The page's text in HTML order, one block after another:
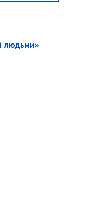
«Твої права – твій захист: допомога постраждалим від торгівлі людьми»